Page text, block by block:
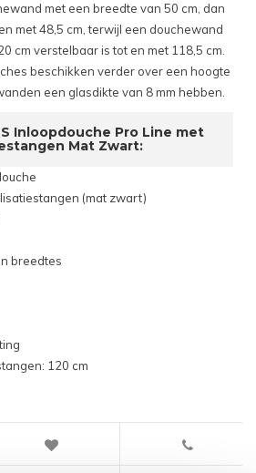
met een breedte van 50 cm, dan
met 48,5 cm, terwijl een douchewand
cm verstelbaar is tot en met 118,5 cm.
beschikken verder over een hoogte
een glasdikte van 8 mm hebben.
Inloopdouche Pro Line met
Mat Zwart:
(mat zwart)
breedtes
120 cm